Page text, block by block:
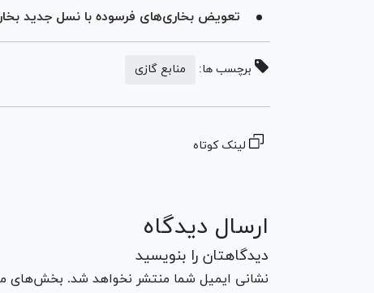
تعویض بخاری‌های فرسوده با نسل جدید
برچسب ها: منابع گازی
لینک کوتاه
ارسال دیدگاه
دیدگاهتان را بنویسید
نشانی ایمیل شما منتشر نخواهد شد. بخش‌های